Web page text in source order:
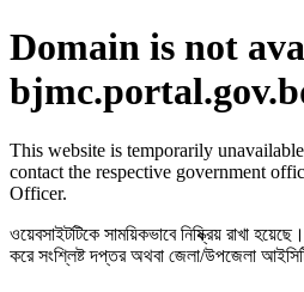
Domain is not
This website is temporarily
contact the respective government
Officer.
ওয়েবসাইটটিকে সাময়িকভাবে নিষ্ক্রিয় রাখা
করে সংশ্লিষ্ট দপ্তর অথবা জেলা/উপজেলা